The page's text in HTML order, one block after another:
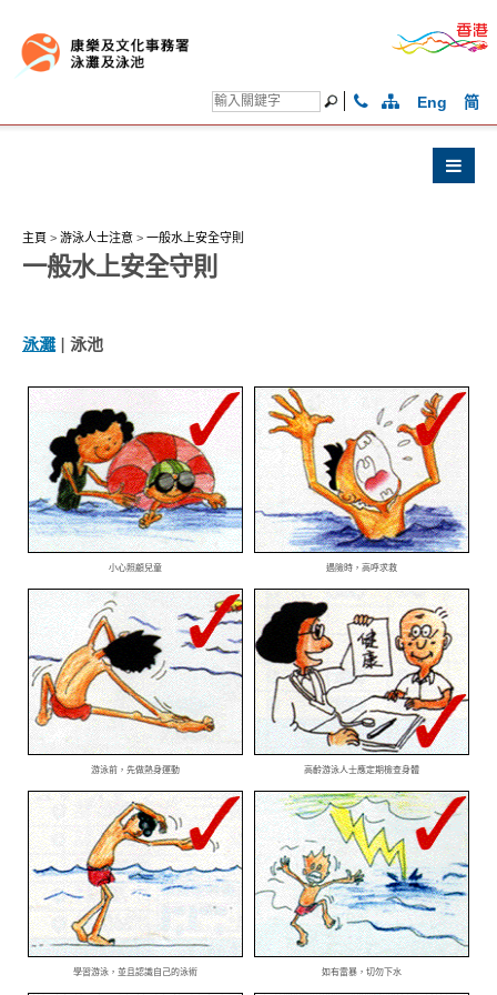
Eng 简
主頁 > 游泳人士注意 > 一般水上安全守則
一般水上安全守則
泳灘 | 泳池
小心照顧兒童 遇險時，高呼求救
游泳前，先做熱身運動 高齡游泳人士應定期檢查身體
學習游泳，並且認識自己的泳術 如有雷暴，切勿下水